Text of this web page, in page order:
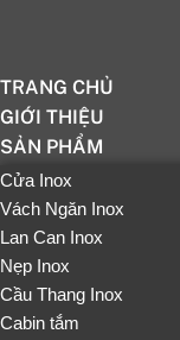
TRANG CHỦ
GIỚI THIỆU
SẢN PHẨM
Cửa Inox
Vách Ngăn Inox
Lan Can Inox
Nẹp Inox
Cầu Thang Inox
Cabin tắm